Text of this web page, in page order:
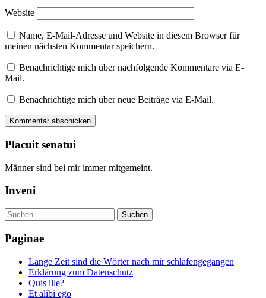
Website
Name, E-Mail-Adresse und Website in diesem Browser für
meinen nächsten Kommentar speichern.
Benachrichtige mich über nachfolgende Kommentare via E-
Mail.
Benachrichtige mich über neue Beiträge via E-Mail.
Placuit senatui
Männer sind bei mir immer mitgemeint.
Inveni
Suchen
nach:
Paginae
Lange Zeit sind die Wörter nach mir schlafengegangen
Erklärung zum Datenschutz
Quis ille?
Et alibi ego